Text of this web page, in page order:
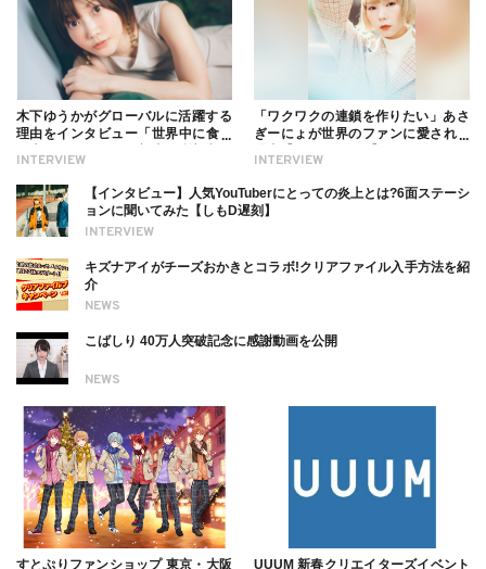
INTERVIEW
木下ゆうかがグローバルに活躍する
理由をインタビュー「世界中に食べ
ついても
INTERVIEW
「ワクワクの連鎖を作りたい」あさ
ぎーにょが世界のファンに愛される
INTERVIEW
【インタビュー】人気YouTuberにとっての炎上とは?6面ステーシ
ョンに聞いてみた【しもD遅刻】
NEWS
キズナアイがチーズおかきとコラボ!クリアファイル入手方法を紹
介
NEWS
こばしり 40万人突破記念に感謝動画を公開
すとぷりファンショップ 東京・大阪
UUUM 新春クリエイターズイベント